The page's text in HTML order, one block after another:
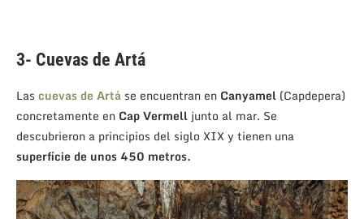
3- Cuevas de Artá
Las cuevas de Artá se encuentran en Canyamel (Capdepera)
concretamente en Cap Vermell junto al mar. Se
descubrieron a principios del siglo XIX y tienen una
superfície de unos 450 metros.